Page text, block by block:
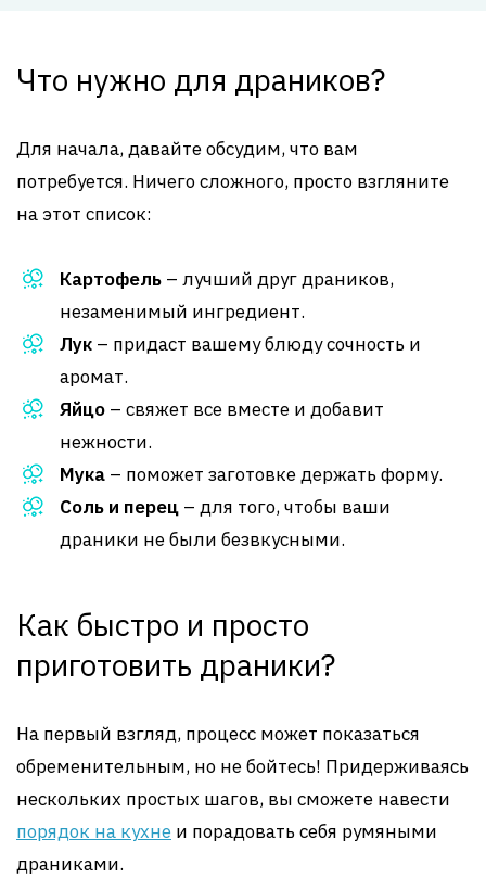
Что нужно для драников?
Для начала, давайте обсудим, что вам
потребуется. Ничего сложного, просто взгляните
на этот список:
Картофель – лучший друг драников,
незаменимый ингредиент.
Лук – придаст вашему блюду сочность и
аромат.
Яйцо – свяжет все вместе и добавит
нежности.
Мука – поможет заготовке держать форму.
Соль и перец – для того, чтобы ваши
драники не были безвкусными.
Как быстро и просто
приготовить драники?
На первый взгляд, процесс может показаться
обременительным, но не бойтесь! Придерживаясь
нескольких простых шагов, вы сможете навести
порядок на кухне и порадовать себя румяными
драниками.